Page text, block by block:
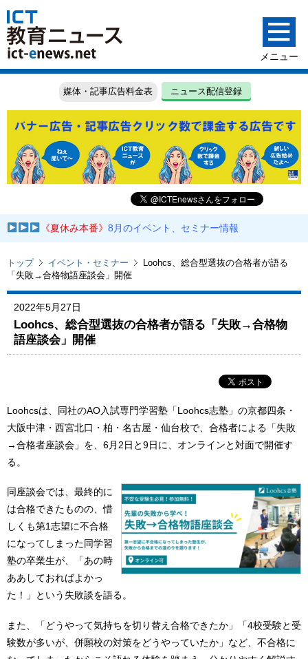
媒体・記事広告料金表 ニュース配信登録
《夏休み本番》8月のイベント、セミナー情報
トップ イベント・セミナー
Loohcs、総合型選抜の合格者が語る
「失敗→合格物語座談会」開催
2022年5月27日
Loohcs、総合型選抜の合格者が語る「失敗→合格物
語座談会」開催
Loohcsは、同社のAO入試専門学習塾「Loohcs志塾」の京都四条・
大阪中津・西宮北口・柏・名古屋・仙台校で、合格者による「失敗
→合格者座談会」を、6月2日と9日に、オンラインと対面で開催す
る。
同座談会では、最終的に
は合格できたものの、惜
しくも第1志望に不合格
になってしまった同学習
塾の卒業生が、「あの時
ああしておればよかっ
た！」という失敗談を語る。
また、「どうやって気持ちを切り替え合格できたか」「4校受験と受
験数が多いが、併願校の対策をどうやっていたか」など、不合格に